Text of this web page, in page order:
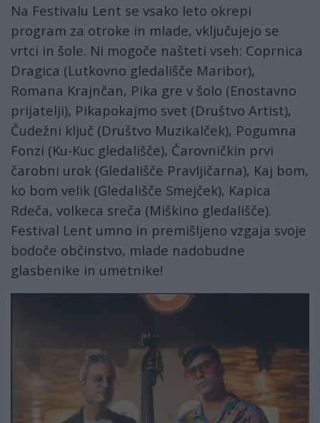
Na Festivalu Lent se vsako leto okrepi
program za otroke in mlade, vključujejo se
vrtci in šole. Ni mogoče našteti vseh: Coprnica
Dragica (Lutkovno gledališče Maribor),
Romana Krajnčan, Pika gre v šolo (Enostavno
prijatelji), Pikapokajmo svet (Društvo Artist),
Čudežni ključ (Društvo Muzikalček), Pogumna
Fonzi (Ku-Kuc gledališče), Čarovničkin prvi
čarobni urok (Gledališče Pravljičarna), Kaj bom,
ko bom velik (Gledališče Smejček), Kapica
Rdeča, volkeca sreča (Miškino gledališče).
Festival Lent umno in premišljeno vzgaja svoje
bodoče občinstvo, mlade nadobudne
glasbenike in umetnike!